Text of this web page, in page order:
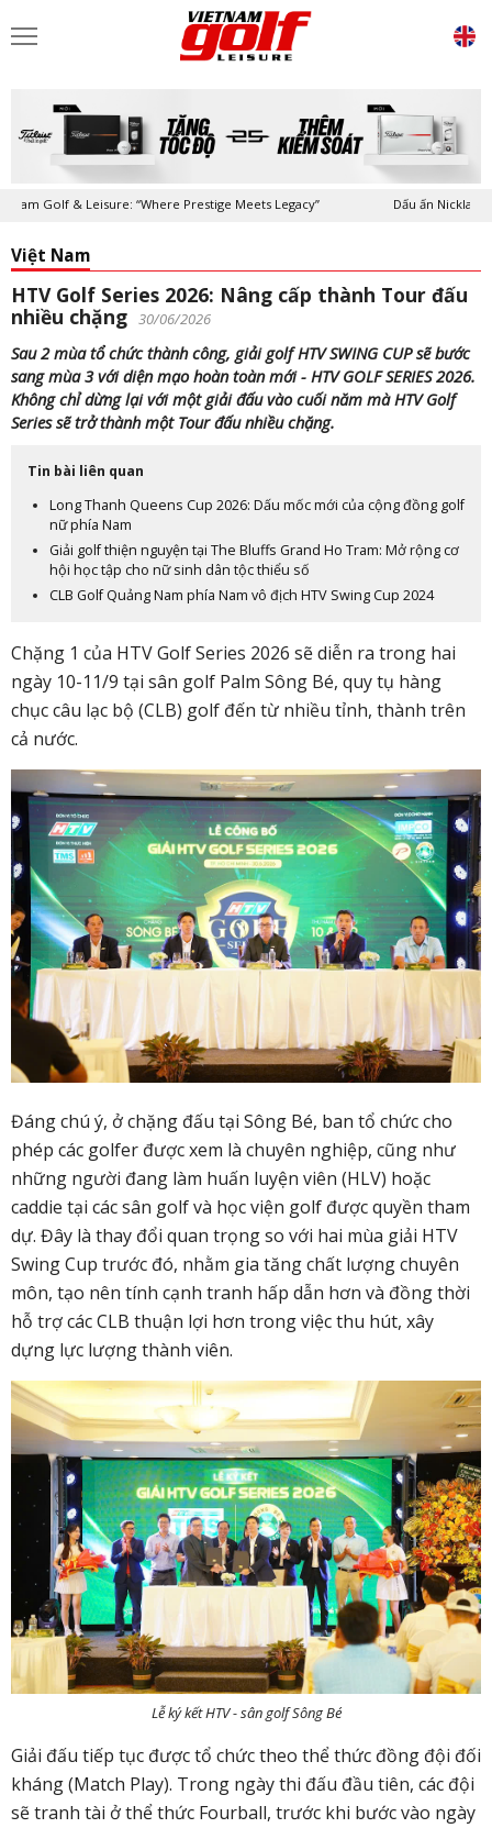
& Leisure: “Where Prestige Meets Legacy” Dấu ấn Nicklaus
Việt Nam
HTV Golf Series 2026: Nâng cấp thành Tour đấu
nhiều chặng 30/06/2026
Sau 2 mùa tổ chức thành công, giải golf HTV SWING CUP sẽ bước
sang mùa 3 với diện mạo hoàn toàn mới - HTV GOLF SERIES 2026.
Không chỉ dừng lại với một giải đấu vào cuối năm mà HTV Golf
Series sẽ trở thành một Tour đấu nhiều chặng.
Tin bài liên quan
Long Thanh Queens Cup 2026: Dấu mốc mới của cộng đồng golf
nữ phía Nam
Giải golf thiện nguyện tại The Bluffs Grand Ho Tram: Mở rộng cơ
hội học tập cho nữ sinh dân tộc thiểu số
CLB Golf Quảng Nam phía Nam vô địch HTV Swing Cup 2024
Chặng 1 của HTV Golf Series 2026 sẽ diễn ra trong hai
ngày 10-11/9 tại sân golf Palm Sông Bé, quy tụ hàng
chục câu lạc bộ (CLB) golf đến từ nhiều tỉnh, thành trên
cả nước.
Đáng chú ý, ở chặng đấu tại Sông Bé, ban tổ chức cho
phép các golfer được xem là chuyên nghiệp, cũng như
những người đang làm huấn luyện viên (HLV) hoặc
caddie tại các sân golf và học viện golf được quyền tham
dự. Đây là thay đổi quan trọng so với hai mùa giải HTV
Swing Cup trước đó, nhằm gia tăng chất lượng chuyên
môn, tạo nên tính cạnh tranh hấp dẫn hơn và đồng thời
hỗ trợ các CLB thuận lợi hơn trong việc thu hút, xây
dựng lực lượng thành viên.
Lễ ký kết HTV - sân golf Sông Bé
Giải đấu tiếp tục được tổ chức theo thể thức đồng đội đối
kháng (Match Play). Trong ngày thi đấu đầu tiên, các đội
sẽ tranh tài ở thể thức Fourball, trước khi bước vào ngày